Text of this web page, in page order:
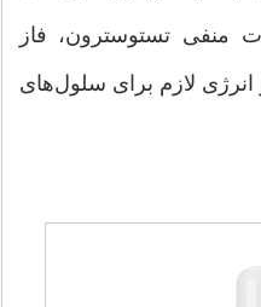
منفی تستوسترون، فاز
لازم برای سلول‌های